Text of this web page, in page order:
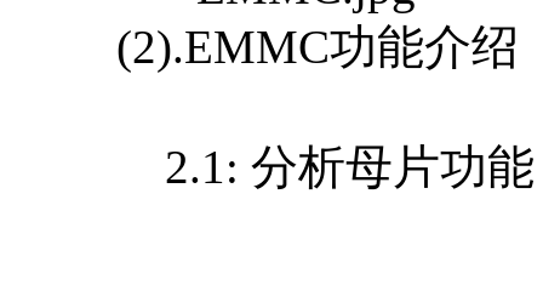
(2).EMMC功能介绍
2.1: 分析母片功能